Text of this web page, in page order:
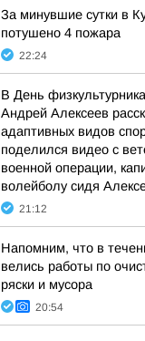
За минувшие сутки в
потушено 4 пожара
22:24
В День
Андрей Алексеев
адаптивных видов
поделился видео с
военной операции,
волейболу сидя
21:12
Напомним, что в
велись работы по
ряски и мусора
20:54